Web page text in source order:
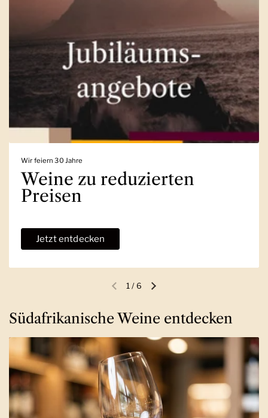
Wir feiern 30 Jahre
Weine zu reduzierten
Preisen
Jetzt entdecken
Vorherige FolieNächste Folie
1 /6
Südafrikanische Weine entdecken